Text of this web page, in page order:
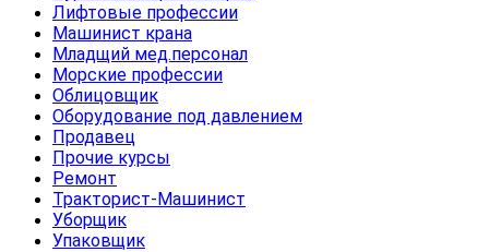
Лифтовые профессии
Машинист крана
Младщий мед.персонал
Морские профессии
Облицовщик
Оборудование под давлением
Продавец
Прочие курсы
Ремонт
Тракторист-Машинист
Уборщик
Упаковщик